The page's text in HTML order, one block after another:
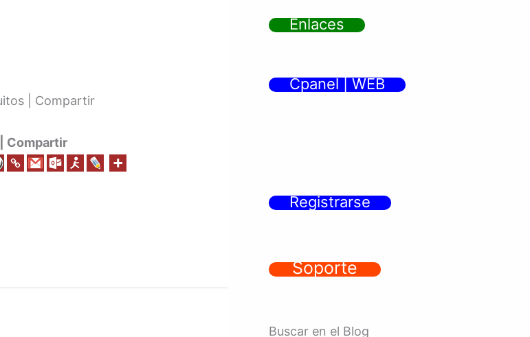
| Compartir
Compartir
Enlaces
Cpanel | WEB
Registrarse
Soporte
Buscar en el Blog